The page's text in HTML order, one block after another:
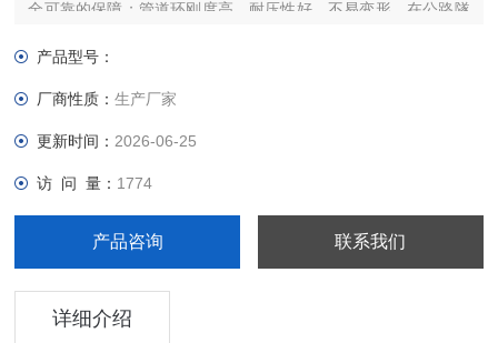
全可靠的保障；管道环刚度高、耐压性好、不易变形，在公路隧
管道。
产品型号：
厂商性质：生产厂家
更新时间： 2026-06-25
访 问 量： 1774
产品咨询 联系我们
详细介绍